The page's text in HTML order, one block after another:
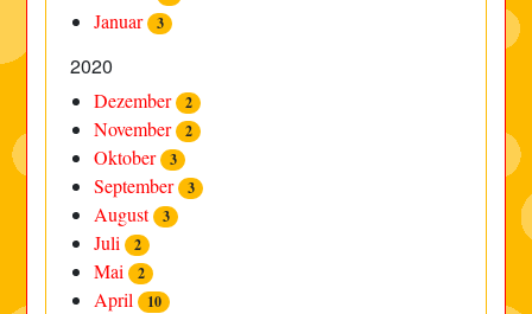
Januar 3
2020
Dezember 2
November 2
Oktober 3
September 3
August 3
Juli 2
Mai 2
April 10